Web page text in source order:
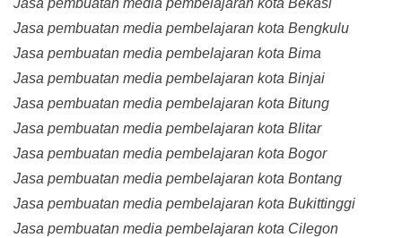
Jasa pembuatan media pembelajaran kota Bekasi
Jasa pembuatan media pembelajaran kota Bengkulu
Jasa pembuatan media pembelajaran kota Bima
Jasa pembuatan media pembelajaran kota Binjai
Jasa pembuatan media pembelajaran kota Bitung
Jasa pembuatan media pembelajaran kota Blitar
Jasa pembuatan media pembelajaran kota Bogor
Jasa pembuatan media pembelajaran kota Bontang
Jasa pembuatan media pembelajaran kota Bukittinggi
Jasa pembuatan media pembelajaran kota Cilegon